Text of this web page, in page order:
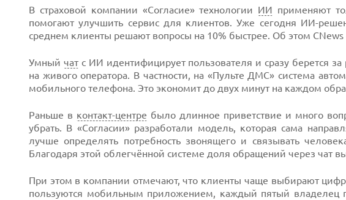
В страховой компании «Согласие» технологии ИИ применяют
помогают улучшить сервис для клиентов. Уже сегодня ИИ-
среднем клиенты решают вопросы на 10% быстрее. Об этом
Умный чатс ИИ идентифицирует пользователя и сразу берется
на живого оператора. В частности, на «Пульте ДМС» система
мобильного телефона. Это экономит до двух минут на каждом
Раньше в контакт-центре было длинное приветствие и много
убрать. В «Согласии» разработали модель, которая сама
лучше определять потребность звонящего и связывать
Благодаря этой облегчённой системе доля обращений через чат
При этом в компании отмечают, что клиенты чаще выбирают
пользуются мобильным приложением, каждый пятый владелец